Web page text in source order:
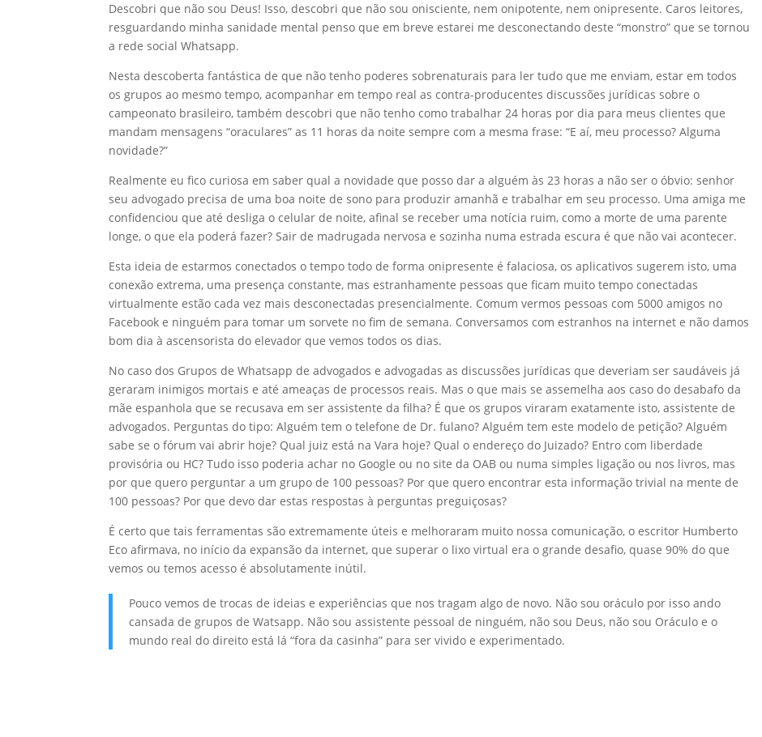
Descobri que não sou Deus! Isso, descobri que não sou onisciente, nem onipotente, nem onipresente. Caros leitores,
resguardando minha sanidade mental penso que em breve estarei me desconectando deste “monstro” que se tornou
a rede social Whatsapp.
Nesta descoberta fantástica de que não tenho poderes sobrenaturais para ler tudo que me enviam, estar em todos
os grupos ao mesmo tempo, acompanhar em tempo real as contra-producentes discussões jurídicas sobre o
campeonato brasileiro, também descobri que não tenho como trabalhar 24 horas por dia para meus clientes que
mandam mensagens “oraculares” as 11 horas da noite sempre com a mesma frase: “E aí, meu processo? Alguma
novidade?”
Realmente eu fico curiosa em saber qual a novidade que posso dar a alguém às 23 horas a não ser o óbvio: senhor
seu advogado precisa de uma boa noite de sono para produzir amanhã e trabalhar em seu processo. Uma amiga me
confidenciou que até desliga o celular de noite, afinal se receber uma notícia ruim, como a morte de uma parente
longe, o que ela poderá fazer? Sair de madrugada nervosa e sozinha numa estrada escura é que não vai acontecer.
Esta ideia de estarmos conectados o tempo todo de forma onipresente é falaciosa, os aplicativos sugerem isto, uma
conexão extrema, uma presença constante, mas estranhamente pessoas que ficam muito tempo conectadas
virtualmente estão cada vez mais desconectadas presencialmente. Comum vermos pessoas com 5000 amigos no
Facebook e ninguém para tomar um sorvete no fim de semana. Conversamos com estranhos na internet e não damos
bom dia à ascensorista do elevador que vemos todos os dias.
No caso dos Grupos de Whatsapp de advogados e advogadas as discussões jurídicas que deveriam ser saudáveis já
geraram inimigos mortais e até ameaças de processos reais. Mas o que mais se assemelha aos caso do desabafo da
mãe espanhola que se recusava em ser assistente da filha? É que os grupos viraram exatamente isto, assistente de
advogados. Perguntas do tipo: Alguém tem o telefone de Dr. fulano? Alguém tem este modelo de petição? Alguém
sabe se o fórum vai abrir hoje? Qual juiz está na Vara hoje? Qual o endereço do Juizado? Entro com liberdade
provisória ou HC? Tudo isso poderia achar no Google ou no site da OAB ou numa simples ligação ou nos livros, mas
por que quero perguntar a um grupo de 100 pessoas? Por que quero encontrar esta informação trivial na mente de
100 pessoas? Por que devo dar estas respostas à perguntas preguiçosas?
É certo que tais ferramentas são extremamente úteis e melhoraram muito nossa comunicação, o escritor Humberto
Eco afirmava, no início da expansão da internet, que superar o lixo virtual era o grande desafio, quase 90% do que
vemos ou temos acesso é absolutamente inútil.
Pouco vemos de trocas de ideias e experiências que nos tragam algo de novo. Não sou oráculo por isso ando
cansada de grupos de Watsapp. Não sou assistente pessoal de ninguém, não sou Deus, não sou Oráculo e o
mundo real do direito está lá “fora da casinha” para ser vivido e experimentado.